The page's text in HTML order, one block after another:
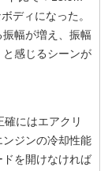
ディになった。
幅が増え、振幅
感じるシーンが
にはエアクリ
ジンの冷却性能
を開けなければ